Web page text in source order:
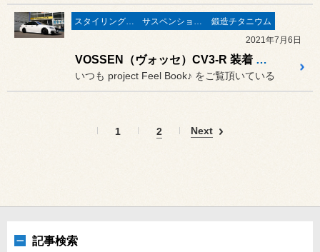
スタイリング系 ホイール＆タイヤ＆エアロパーツ サスペンション交換
鍛造チタニウム
2021年7月6日
VOSSEN（ヴォッセ）CV3-R 装着 & クスコ 特注 ストリート ゼロ A 取付作業などなど ／ トヨタ AZSH21 クラウン ハイブリッド RS Four
いつも project Feel Book♪ をご覧頂いている
1 2 Next
記事検索